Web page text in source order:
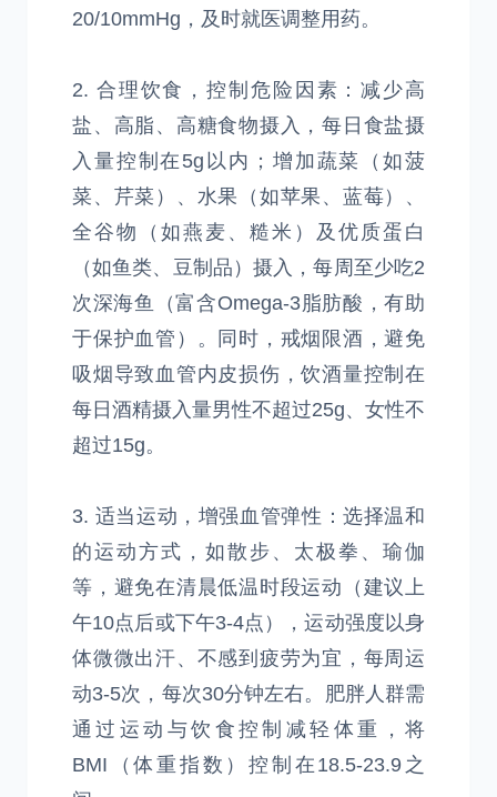
20/10mmHg，及时就医调整用药。
2. 合理饮食，控制危险因素：减少高
盐、高脂、高糖食物摄入，每日食盐摄
入量控制在5g以内；增加蔬菜（如菠
菜、芹菜）、水果（如苹果、蓝莓）、
全谷物（如燕麦、糙米）及优质蛋白
（如鱼类、豆制品）摄入，每周至少吃2
次深海鱼（富含Omega-3脂肪酸，有助
于保护血管）。同时，戒烟限酒，避免
吸烟导致血管内皮损伤，饮酒量控制在
每日酒精摄入量男性不超过25g、女性不
超过15g。
3. 适当运动，增强血管弹性：选择温和
的运动方式，如散步、太极拳、瑜伽
等，避免在清晨低温时段运动（建议上
午10点后或下午3-4点），运动强度以身
体微微出汗、不感到疲劳为宜，每周运
动3-5次，每次30分钟左右。肥胖人群需
通过运动与饮食控制减轻体重，将
BMI（体重指数）控制在18.5-23.9之